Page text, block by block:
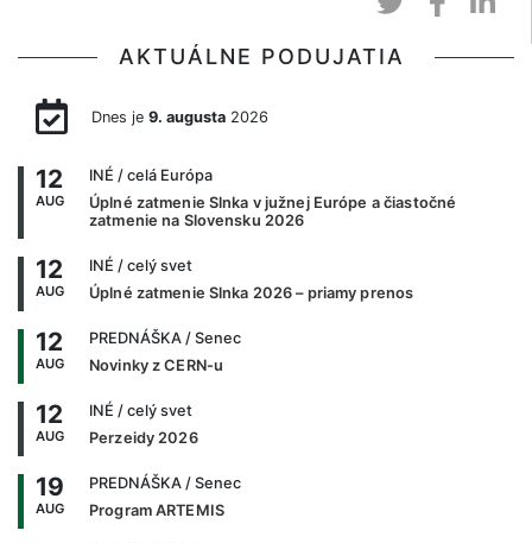
AKTUÁLNE PODUJATIA
Dnes je 9. augusta2026
12
AUG
INÉ / celá Európa
Úplné zatmenie Slnka v južnej Európe a čiastočné
zatmenie na Slovensku 2026
12
AUG
INÉ / celý svet
Úplné zatmenie Slnka 2026 – priamy prenos
12
AUG
PREDNÁŠKA / Senec
Novinky z CERN-u
12
AUG
INÉ / celý svet
Perzeidy 2026
19
AUG
PREDNÁŠKA / Senec
Program ARTEMIS